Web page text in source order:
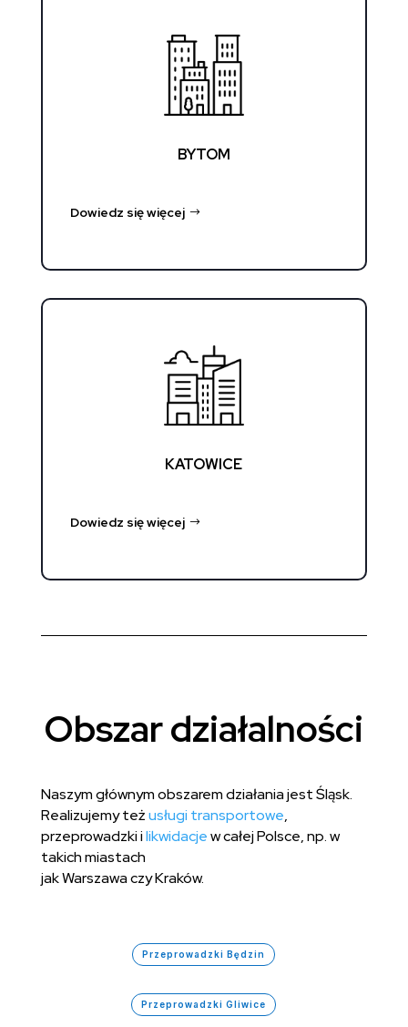
BYTOM
Dowiedz się więcej
KATOWICE
Dowiedz się więcej
Obszar działalności
Naszym głównym obszarem działania jest Śląsk.
Realizujemy teżusługi transportowe,
przeprowadzki ilikwidacjew całej Polsce, np. w
takich miastach
jak Warszawa czy Kraków.
Przeprowadzki Będzin
Przeprowadzki Gliwice